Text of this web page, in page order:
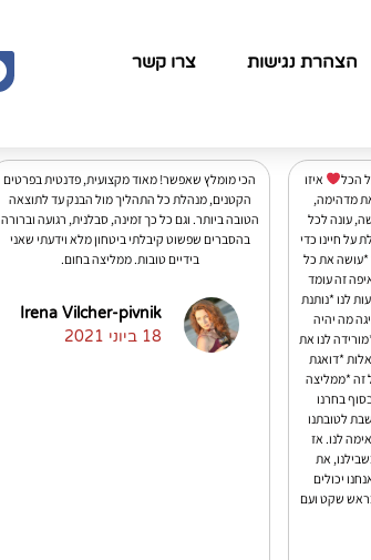
הצהרת נגישות צרו קשר
הכל
איזו
מדהימה,
עונה לכל
על חיינו כדי
*עושה את כל
זה עומד
לנו *נותנת
מה יהיה
לנו את
*דואגת
זה *ממליצה
בחרנו
לטובתנו
לנו. אז
את
יכולים
שקט ועם
הכי מומלץ שאפשר! מאוד מקצועית, פדנטית בפרטים
הקטנים, מנהלת כל התהליך מול הבנק עד לתוצאה
הטובה ביותר. וגם כל כך זמינה, סבלנית, רגועה וברורה
בהסברים שפשוט קיבלתי ביטחון מלא וידעתי שאני
בידיים טובות. ממליצה בחום.
Irena Vilcher-pivnik
18 ביוני 2021